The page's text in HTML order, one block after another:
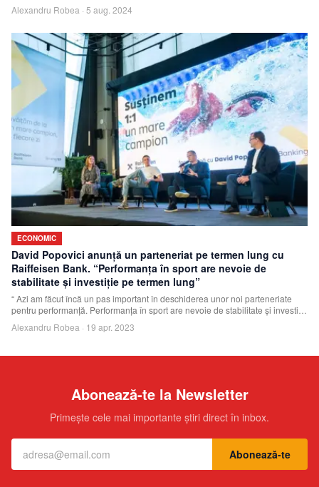
Alexandru Robea · 5 aug. 2024
ECONOMIC
David Popovici anunţă un parteneriat pe termen lung cu
Raiffeisen Bank. “Performanţa în sport are nevoie de
stabilitate şi investiţie pe termen lung”
“ Azi am făcut încă un pas important în deschiderea unor noi parteneriate
pentru performanţă. Performanţa în sport are nevoie de stabilitate şi investiţie
Alexandru Robea · 19 apr. 2023
Abonează-te la Newsletter
Primește cele mai importante știri direct în inbox.
Abonează-te